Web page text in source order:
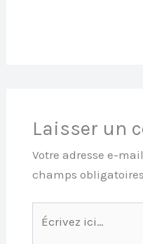
Laisser un
Votre adresse e-
champs